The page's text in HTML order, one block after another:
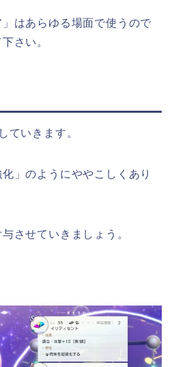
はあらゆる場面で使うので
さい。
ていきます。
」のようにややこしくあり
させていきましょう。